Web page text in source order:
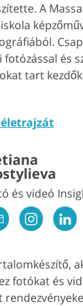
A
és
tart
életrajzát
és videó
fotókat és